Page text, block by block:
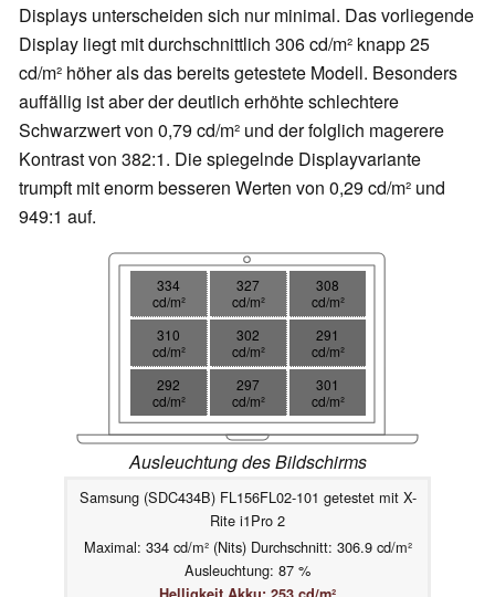
Displays unterscheiden sich nur minimal. Das vorliegende
Display liegt mit durchschnittlich 306 cd/m² knapp 25
cd/m² höher als das bereits getestete Modell. Besonders
auffällig ist aber der deutlich erhöhte schlechtere
Schwarzwert von 0,79 cd/m² und der folglich magerere
Kontrast von 382:1. Die spiegelnde Displayvariante
trumpft mit enorm besseren Werten von 0,29 cd/m² und
949:1 auf.
334
cd/m²
327
cd/m²
308
cd/m²
310
cd/m²
302
cd/m²
291
cd/m²
292
cd/m²
297
cd/m²
301
cd/m²
Ausleuchtung des Bildschirms
Samsung (SDC434B) FL156FL02-101 getestet mit X-
Rite i1Pro 2
Maximal: 334 cd/m² (Nits) Durchschnitt: 306.9 cd/m²
Ausleuchtung: 87 %